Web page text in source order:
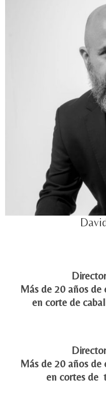
Más de 20 años de
en corte de
Más de 20 años de
en cortes de